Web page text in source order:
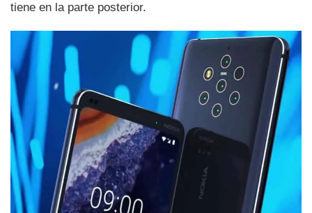
tiene en la parte posterior.